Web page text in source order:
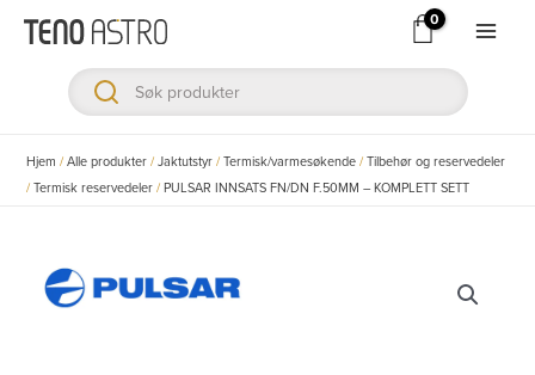
Hopp
innholdet
Hjem /Alle produkter /Jaktutstyr /Termisk/varmesøkende /Tilbehør og reservedeler
/Termisk reservedeler /PULSAR INNSATS FN/DN F.50MM – KOMPLETT SETT